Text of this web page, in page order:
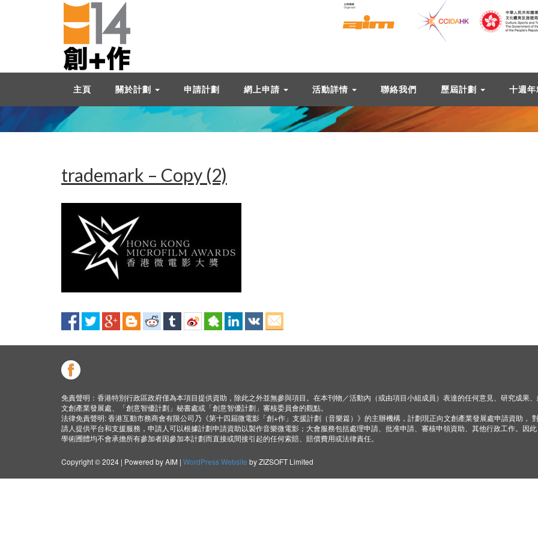
主頁 關於計劃 申請計劃 網上申請 活動詳情 聯絡我們 歷屆計劃 十週
trademark – Copy (2)
免責聲明：香港特別行政區政府僅為本項目提供資助，除此之外並無參與項目。在本刊物／活動內（或由項目小組成員）表達的任何意見、研究成果
文創產業發展處、「創意智優計劃」秘書處或「創意智優計劃」審核委員會的觀點。
法律免責聲明: 香港互動市務商會有限公司乃《第十四屆微電影「創+作」支援計劃（音樂篇）》的主辦機構，計劃現正向文創產業發展處申請資助，
請人提供平台和支援服務，申請人可以根據計劃申請資助以製作音樂微電影；大會服務包括處理申請、批准申請、審核申領資助、其他行政工作。因
學術圑體均不會承擔所有參加者因參加本計劃而直接或間接引起的任何索賠、賠償費用或法律責任。
Copyright © 2024 | Powered by AIM | WordPress Website by ZIZSOFT Limited